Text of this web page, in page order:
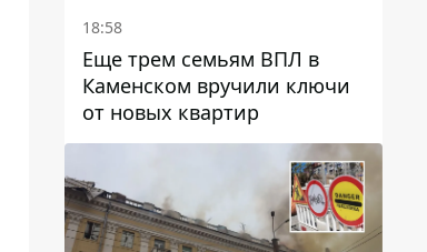
18:58
Еще трем семьям ВПЛ в
Каменском вручили ключи
от новых квартир